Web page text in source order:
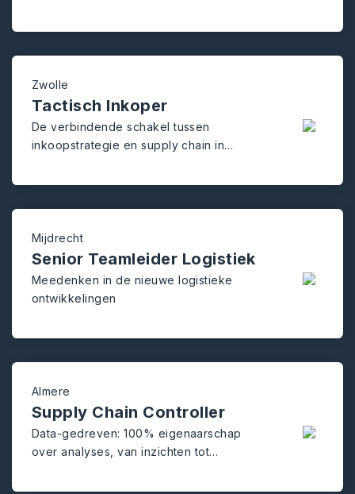
Zwolle
Tactisch Inkoper
De verbindende schakel tussen
inkoopstrategie en supply chain in
Mijdrecht
Senior Teamleider Logistiek
Meedenken in de nieuwe logistieke
ontwikkelingen
Almere
Supply Chain Controller
Data-gedreven: 100% eigenaarschap
over analyses, van inzichten tot